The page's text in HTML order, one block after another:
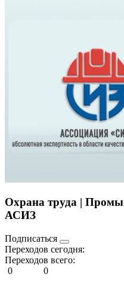
Охрана труда |
АСИЗ
Подписаться
Переходов сегодня:
Переходов всего:
0
0